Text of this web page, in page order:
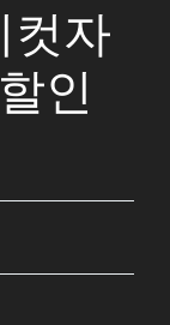
컷자
인